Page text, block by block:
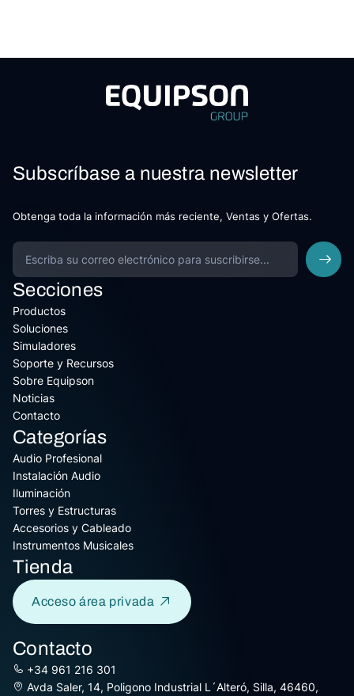
Subscríbase a nuestra newsletter
Obtenga toda la información más reciente, Ventas y Ofertas.
Secciones
Productos
Soluciones
Simuladores
Soporte y Recursos
Sobre Equipson
Noticias
Contacto
Categorías
Audio Profesional
Instalación Audio
Iluminación
Torres y Estructuras
Accesorios y Cableado
Instrumentos Musicales
Tienda
Acceso área privada
Contacto
+34 961 216 301
Avda Saler, 14, Poligono Industrial L´Alteró, Silla, 46460,